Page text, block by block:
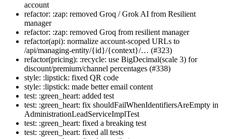
account
refactor: :zap: removed Groq / Grok AI from Resilient
manager
refactor: :zap: removed Groq from resilient manager
refactor(api): normalize account-scoped URLs to
/api/managing-entity/{id}/{context}/… (#323)
refactor(pricing): :recycle: use BigDecimal(scale 3) for
discount/premium/channel percentages (#338)
style: :lipstick: fixed QR code
style: :lipstick: made better email content
test: :green_heart: added test
test: :green_heart: fix shouldFailWhenIdentifiersAreEmpty in
AdministrationLeadServiceImplTest
test: :green_heart: fixed a breaking test
test: :green_heart: fixed all tests